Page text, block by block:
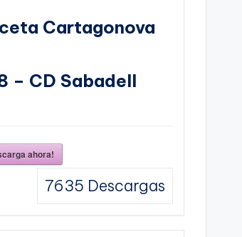
Cartagonova
– CD Sabadell
ahora!
7635 Descargas